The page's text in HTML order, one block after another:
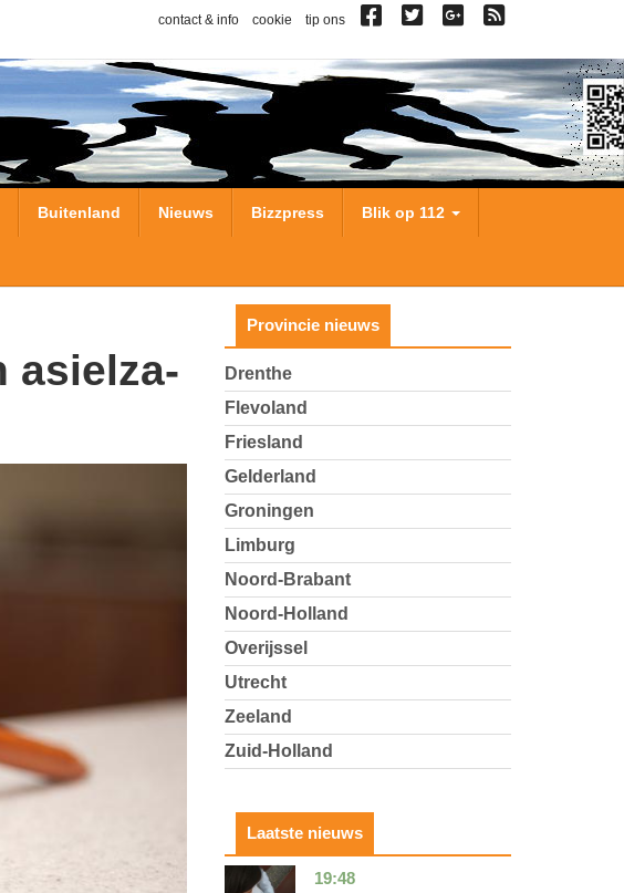
contact & info cookie tip ons
Buitenland Nieuws Bizzpress Blik op 112
Provincie nieuws
Drenthe
Flevoland
Friesland
Gelderland
Groningen
Limburg
Noord-Brabant
Noord-Holland
Overijssel
Utrecht
Zeeland
Zuid-Holland
Laatste nieuws
19:48
utrecht
gezondheid